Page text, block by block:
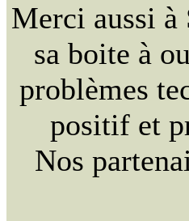
Merci aussi à
sa boite à
problèmes
positif et
Nos